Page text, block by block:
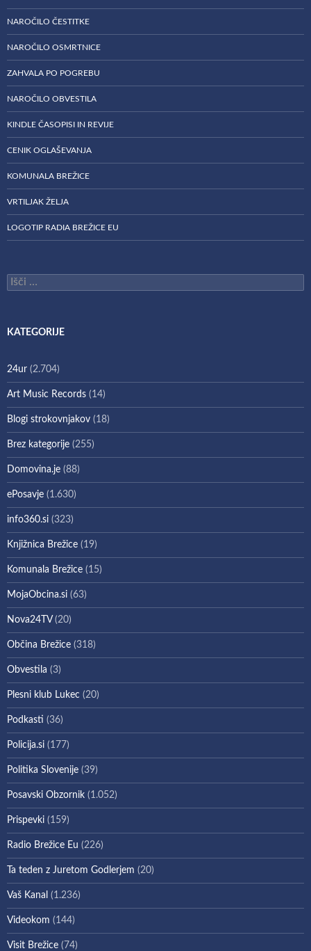
NAROČILO ČESTITKE
NAROČILO OSMRTNICE
ZAHVALA PO POGREBU
NAROČILO OBVESTILA
KINDLE ČASOPISI IN REVIJE
CENIK OGLAŠEVANJA
KOMUNALA BREŽICE
VRTILJAK ŽELJA
LOGOTIP RADIA BREŽICE EU
Išči:
KATEGORIJE
24ur (2.704)
Art Music Records (14)
Blogi strokovnjakov (18)
Brez kategorije (255)
Domovina.je (88)
ePosavje (1.630)
info360.si (323)
Knjižnica Brežice (19)
Komunala Brežice (15)
MojaObcina.si (63)
Nova24TV(20)
Občina Brežice (318)
Obvestila (3)
Plesni klub Lukec (20)
Podkasti (36)
Policija.si (177)
Politika Slovenije (39)
Posavski Obzornik (1.052)
Prispevki (159)
Radio Brežice Eu (226)
Ta teden z Juretom Godlerjem (20)
Vaš Kanal (1.236)
Videokom (144)
Visit Brežice (74)